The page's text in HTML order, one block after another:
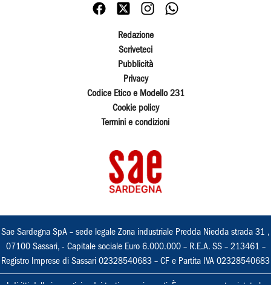
Redazione
Scriveteci
Pubblicità
Privacy
Codice Etico e Modello 231
Cookie policy
Termini e condizioni
Sae Sardegna SpA – sede legale Zona industriale Predda Niedda strada 31 ,
07100 Sassari, - Capitale sociale Euro 6.000.000 – R.E.A. SS – 213461 –
Registro Imprese di Sassari 02328540683 – CF e Partita IVA 02328540683